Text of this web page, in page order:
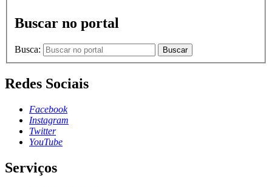
Buscar no portal
Busca: Buscar
Redes Sociais
Facebook
Instagram
Twitter
YouTube
Serviços